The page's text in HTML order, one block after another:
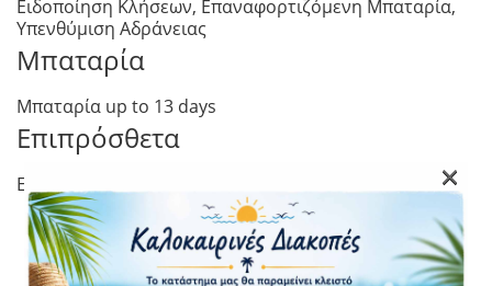
Ειδοποίηση Κλήσεων, Επαναφορτιζόμενη Μπαταρία,
Υπενθύμιση Αδράνειας
Μπαταρία
Μπαταρία up to 13 days
Επιπρόσθετα
Εγγύηση Κατασκευαστή 2 έτη< ×